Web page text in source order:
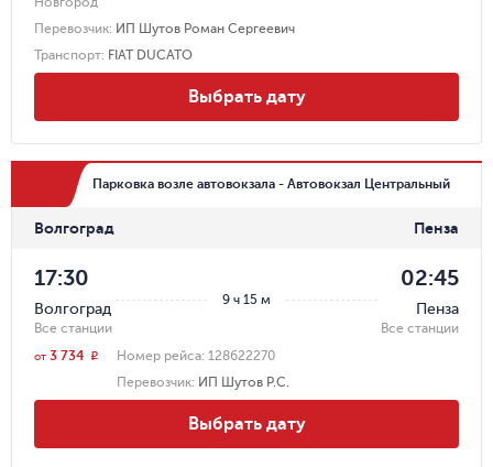
Перевозчик: ИП Шутов Роман Сергеевич
Транспорт: FIAT DUCATO
Выбрать дату
Парковка возле автовокзала - Автовокзал Центральный
Волгоград Пенза
9 ч 15 м
17:30
Волгоград
Все станции
02:45
Пенза
Все станции
Номер рейса: 128622270
Перевозчик: ИП Шутов Р.С.
от 3 734 r
Выбрать дату